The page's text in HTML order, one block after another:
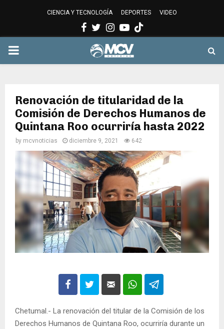
CIENCIA Y TECNOLOGÍA DEPORTES VIDEO
Facebook
Twitter
Instagram
Youtube
PRIMARY
Renovación de titularidad de la
Comisión de Derechos Humanos de
Quintana Roo ocurriría hasta 2022
by mcvnoticias diciembre 9, 2021 642
Chetumal.- La renovación del titular de la Comisión de los
Derechos Humanos de Quintana Roo, ocurriría durante un